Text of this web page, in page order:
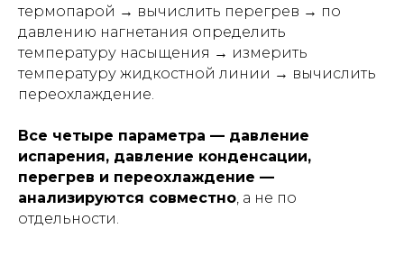
термопарой → вычислить перегрев → по
давлению нагнетания определить
температуру насыщения → измерить
температуру жидкостной линии → вычислить
переохлаждение.
Все четыре параметра — давление
испарения, давление конденсации,
перегрев и переохлаждение —
анализируются совместно, а не по
отдельности.